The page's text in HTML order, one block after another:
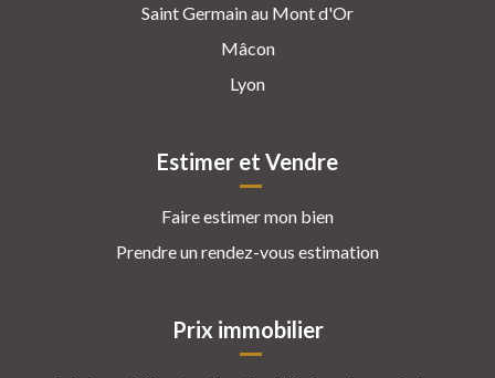
Saint Germain au Mont d'Or
Mâcon
Lyon
Estimer et Vendre
Faire estimer mon bien
Prendre un rendez-vous estimation
Prix immobilier